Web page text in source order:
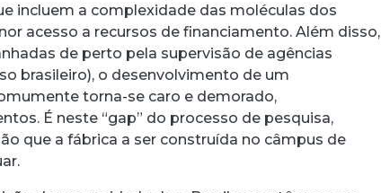
incluem a complexidade das moléculas dos
acesso a recursos de financiamento. Além disso,
de perto pela supervisão de agências
brasileiro), o desenvolvimento de um
torna-se caro e demorado,
É neste “gap” do processo de pesquisa,
que a fábrica a ser construída no câmpus de